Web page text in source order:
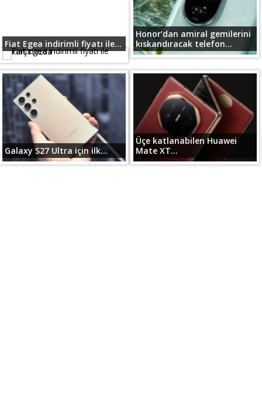
Fiat Egea indirimli fiyatı ile...
Honor’dan amiral gemilerini
kıskandıracak telefon...
Galaxy S27 Ultra için ilk...
Üçe katlanabilen Huawei
Mate XT...